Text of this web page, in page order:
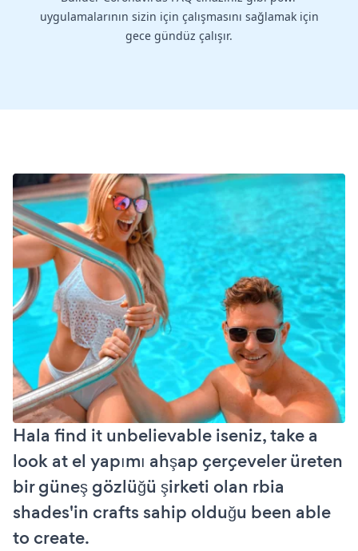
uygulamalarının sizin için çalışmasını sağlamak için
gece gündüz çalışır.
Hala find it unbelievable iseniz, take a
look at el yapımı ahşap çerçeveler üreten
bir güneş gözlüğü şirketi olan rbia
shades'in crafts sahip olduğu been able
to create.